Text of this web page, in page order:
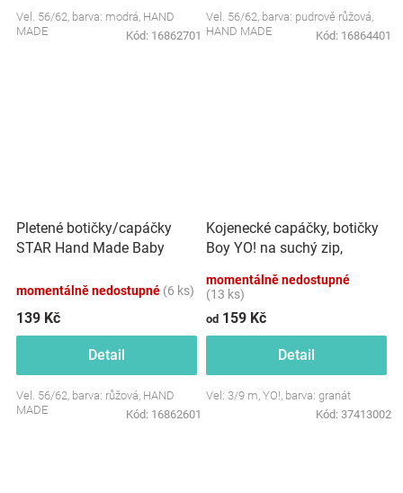
Vel. 56/62, barva: modrá, HAND
MADE
Kód: 16862701
Vel. 56/62, barva: pudrově růžová,
HAND MADE
Kód: 16864401
Pletené botičky/capáčky
STAR Hand Made Baby
momentálně nedostupné (6 ks)
139 Kč
Detail
Vel. 56/62, barva: růžová, HAND
MADE
Kód: 16862601
Kojenecké capáčky, botičky
Boy YO! na suchý zip,
momentálně nedostupné
(13 ks)
od 159 Kč
Detail
Vel: 3/9 m, YO!, barva: granát
Kód: 37413002